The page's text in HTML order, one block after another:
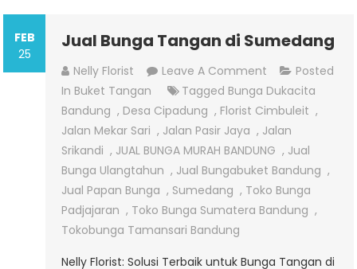
FEB
25
Jual Bunga Tangan di Sumedang
Nelly Florist Leave A Comment On
Jual
Bunga
Tangan
Di
Sumedang
Posted
In Buket Tangan Tagged Bunga Dukacita
Bandung , Desa Cipadung , Florist Cimbuleit ,
Jalan Mekar Sari , Jalan Pasir Jaya , Jalan
Srikandi , JUAL BUNGA MURAH BANDUNG , Jual
Bunga Ulangtahun , Jual Bungabuket Bandung ,
Jual Papan Bunga , Sumedang , Toko Bunga
Padjajaran , Toko Bunga Sumatera Bandung ,
Tokobunga Tamansari Bandung
Nelly Florist: Solusi Terbaik untuk Bunga Tangan di